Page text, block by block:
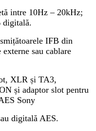
intre 10Hz – 20kHz;
digitală.
IFB din
sau cablare
XLR și TA3,
și adaptor slot pentru
Sony
digitală AES.